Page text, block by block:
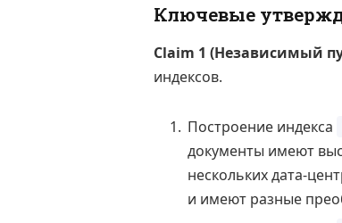
Ключевые
Claim 1 (Независимый
индексов.
Построение индекса
документы имеют
нескольких дата-
и имеют разные